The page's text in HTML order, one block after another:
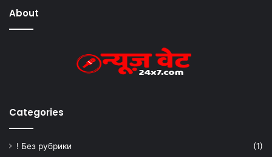
About
Categories
! Без рубрики
(1)